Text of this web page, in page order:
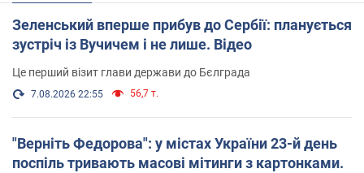
Зеленський вперше прибув до Сербії: планується
зустріч із Вучичем і не лише. Відео
Це перший візит глави держави до Бєлграда
7.08.2026 22:55 56,7 т.
"Верніть Федорова": у містах України 23-й день
поспіль тривають масові мітинги з картонками.